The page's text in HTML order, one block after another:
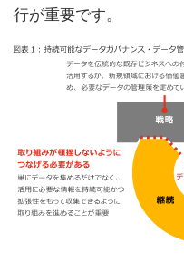
行が重要です。